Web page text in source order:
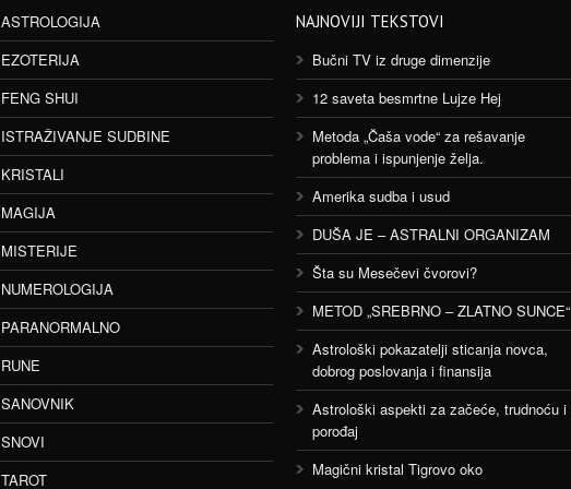
ASTROLOGIJA
EZOTERIJA
FENG SHUI
ISTRAŽIVANJE SUDBINE
KRISTALI
MAGIJA
MISTERIJE
NUMEROLOGIJA
PARANORMALNO
RUNE
SANOVNIK
SNOVI
TAROT
NAJNOVIJI TEKSTOVI
Bučni TV iz druge dimenzije
12 saveta besmrtne Lujze Hej
Metoda „Čaša vode“ za rešavanje
problema i ispunjenje želja.
Amerika sudba i usud
DUŠA JE – ASTRALNI ORGANIZAM
Šta su Mesečevi čvorovi?
METOD „SREBRNO – ZLATNO SUNCE“
Astrološki pokazatelji sticanja novca,
dobrog poslovanja i finansija
Astrološki aspekti za začeće, trudnoću i
porođaj
Magični kristal Tigrovo oko